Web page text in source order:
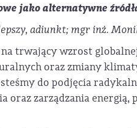
jako alternatywne
adiunkt; mgr inż.
trwający wzrost
oraz zmiany
do podjęcia
oraz zarządzania energią,